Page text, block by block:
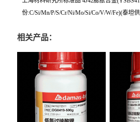
份:C/Si/Mn/P/S/Cr/Ni/Mo/Si/Co/V/W/Fe)(泰坦
相关产品：